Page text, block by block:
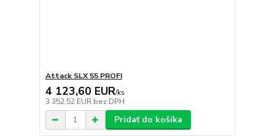
Attack SLX 55 PROFI
4 123,60 EUR/ks
3 352,52 EUR bez DPH
Pridať do košíka